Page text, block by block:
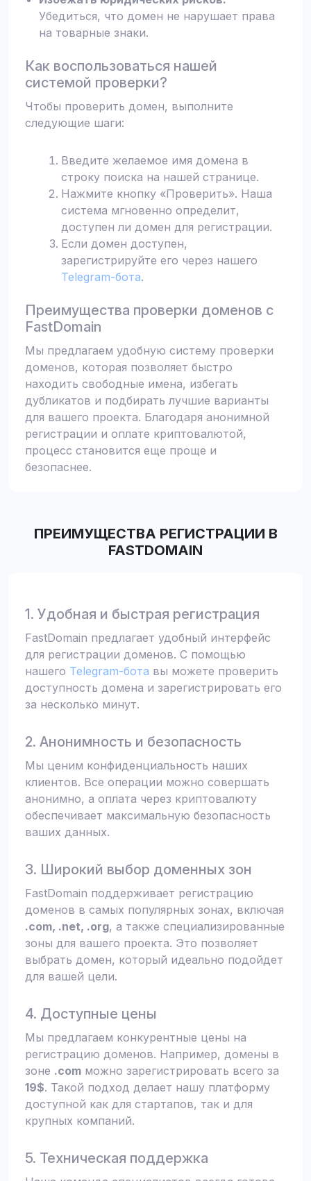
Убедиться, что домен не нарушает права
на товарные знаки.
Как воспользоваться нашей
системой проверки?
Чтобы проверить домен, выполните
следующие шаги:
Введите желаемое имя домена в
строку поиска на нашей странице.
Нажмите кнопку «Проверить». Наша
система мгновенно определит,
доступен ли домен для регистрации.
Если домен доступен,
зарегистрируйте его через нашего
Telegram-бота.
Преимущества проверки доменов с
FastDomain
Мы предлагаем удобную систему проверки
доменов, которая позволяет быстро
находить свободные имена, избегать
дубликатов и подбирать лучшие варианты
для вашего проекта. Благодаря анонимной
регистрации и оплате криптовалютой,
процесс становится еще проще и
безопаснее.
ПРЕИМУЩЕСТВА РЕГИСТРАЦИИ В
FASTDOMAIN
1. Удобная и быстрая регистрация
FastDomain предлагает удобный интерфейс
для регистрации доменов. С помощью
нашего Telegram-бота вы можете проверить
доступность домена и зарегистрировать его
за несколько минут.
2. Анонимность и безопасность
Мы ценим конфиденциальность наших
клиентов. Все операции можно совершать
анонимно, а оплата через криптовалюту
обеспечивает максимальную безопасность
ваших данных.
3. Широкий выбор доменных зон
FastDomain поддерживает регистрацию
доменов в самых популярных зонах, включая
.com, .net, .org, а также специализированные
зоны для вашего проекта. Это позволяет
выбрать домен, который идеально подойдет
для вашей цели.
4. Доступные цены
Мы предлагаем конкурентные цены на
регистрацию доменов. Например, домены в
зоне .com можно зарегистрировать всего за
19$. Такой подход делает нашу платформу
доступной как для стартапов, так и для
крупных компаний.
5. Техническая поддержка